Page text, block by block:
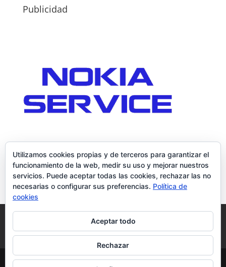
Publicidad
Condiciones y Privacidad
Contacto
Tienda Carrito Mi cuenta
© DoctorMoviles.com | Sitio Construido por
Utilizamos cookies propias y de terceros para garantizar el
funcionamiento de la web, medir su uso y mejorar nuestros
servicios. Puede aceptar todas las cookies, rechazar las no
necesarias o configurar sus preferencias. Política de
cookies
Aceptar todo
Rechazar